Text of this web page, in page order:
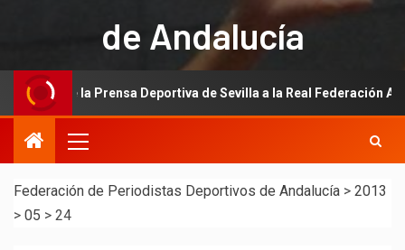
de Andalucía
de la Prensa Deportiva de Sevilla a la Real Federación
Federación de Periodistas Deportivos de Andalucía > 2013
> 05 > 24